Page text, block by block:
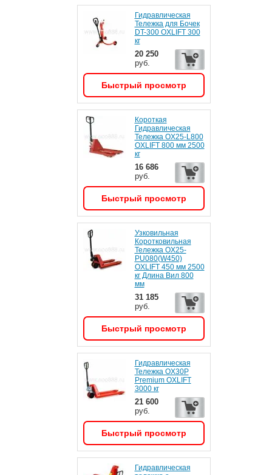
Гидравлическая
Тележка для Бочек
DT-300 OXLIFT 300
кг
20 250
руб.
Быстрый просмотр
Короткая
Гидравлическая
Тележка OX25-L800
OXLIFT 800 мм 2500
кг
16 686
руб.
Быстрый просмотр
Узковильная
Коротковильная
Тележка OX25-
PU080(W450)
OXLIFT 450 мм 2500
кг Длина Вил 800
мм
31 185
руб.
Быстрый просмотр
Гидравлическая
Тележка OX30P
Premium OXLIFT
3000 кг
21 600
руб.
Быстрый просмотр
Гидравлическая